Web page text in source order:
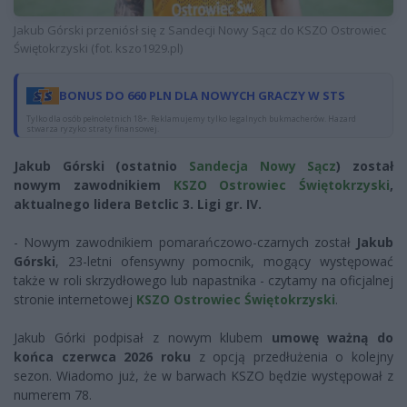
Jakub Górski przeniósł się z Sandecji Nowy Sącz do KSZO Ostrowiec
Świętokrzyski (fot. kszo1929.pl)
BONUS DO 660 PLN DLA NOWYCH GRACZY W STS
Tylko dla osób pełnoletnich 18+. Reklamujemy tylko legalnych bukmacherów. Hazard
stwarza ryzyko straty finansowej.
Jakub Górski (ostatnio Sandecja Nowy Sącz) został
nowym zawodnikiem KSZO Ostrowiec Świętokrzyski,
aktualnego lidera Betclic 3. Ligi gr. IV.
- Nowym zawodnikiem pomarańczowo-czarnych został Jakub
Górski, 23-letni ofensywny pomocnik, mogący występować
także w roli skrzydłowego lub napastnika - czytamy na oficjalnej
stronie internetowej KSZO Ostrowiec Świętokrzyski.
Jakub Górki podpisał z nowym klubem umowę ważną do
końca czerwca 2026 roku z opcją przedłużenia o kolejny
sezon. Wiadomo już, że w barwach KSZO będzie występował z
numerem 78.